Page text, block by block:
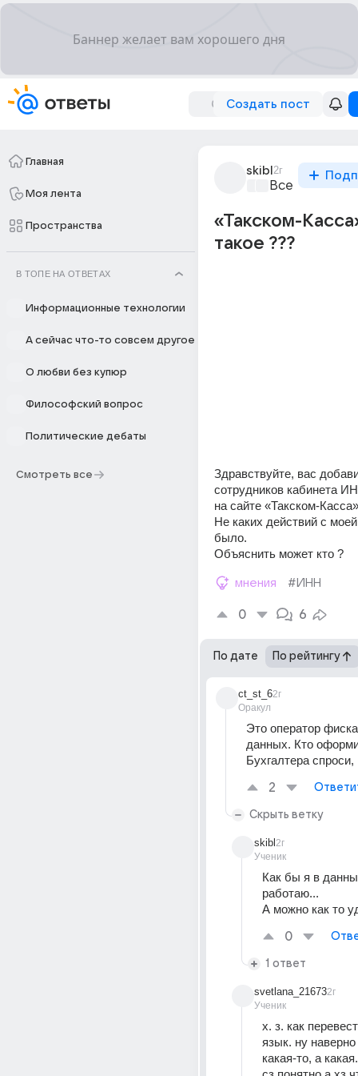
Создать пост
Главная
Моя лента
Пространства
В ТОПЕ НА ОТВЕТАХ
Информационные технологии
А сейчас что-то совсем другое
О любви без купюр
Философский вопрос
Политические дебаты
Смотреть все
skibl 2г
Все про
«Такском-
такое ???
Здравствуйте, вас
сотрудников кабинета
на сайте «Такском-
Не каких действий с
было.
Объяснить может кто ?
мнения #ИНН
0 6
По дате По рейтингу
ct_st_6
Оракул
2г
Это оператор
данных. Кто
Бухгалтера
2
Скрыть ветку
skibl
Ученик
2г
Как бы я в
работаю...
А можно как то
0
1 ответ
svetlana_21673
Ученик
2г
х. з. как
язык. ну наверно
какая-то, а